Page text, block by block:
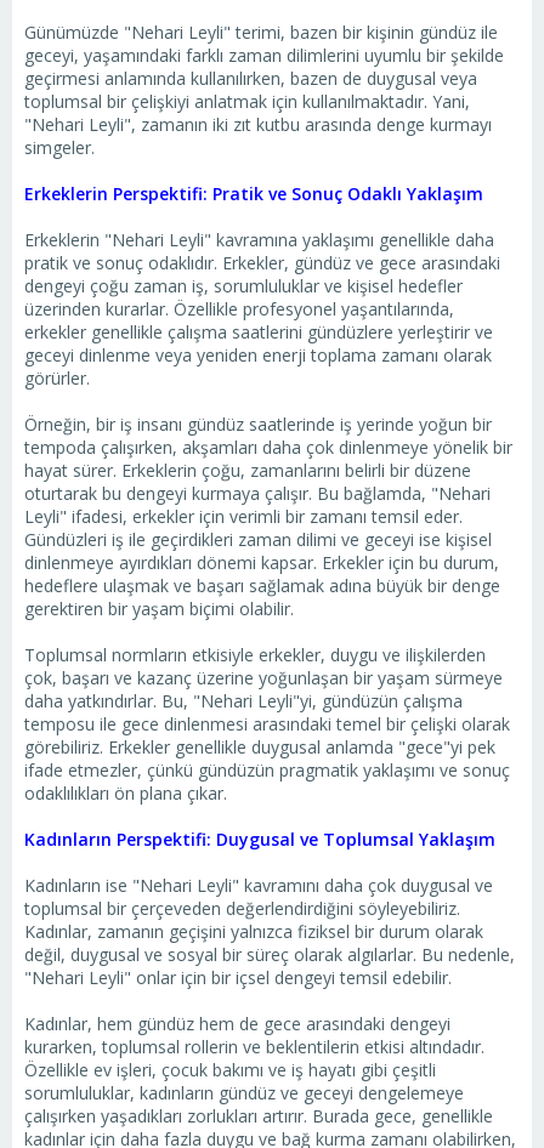
Günümüzde "Nehari Leyli" terimi, bazen bir kişinin gündüz ile
geceyi, yaşamındaki farklı zaman dilimlerini uyumlu bir şekilde
geçirmesi anlamında kullanılırken, bazen de duygusal veya
toplumsal bir çelişkiyi anlatmak için kullanılmaktadır. Yani,
"Nehari Leyli", zamanın iki zıt kutbu arasında denge kurmayı
simgeler.
Erkeklerin Perspektifi: Pratik ve Sonuç Odaklı Yaklaşım
Erkeklerin "Nehari Leyli" kavramına yaklaşımı genellikle daha
pratik ve sonuç odaklıdır. Erkekler, gündüz ve gece arasındaki
dengeyi çoğu zaman iş, sorumluluklar ve kişisel hedefler
üzerinden kurarlar. Özellikle profesyonel yaşantılarında,
erkekler genellikle çalışma saatlerini gündüzlere yerleştirir ve
geceyi dinlenme veya yeniden enerji toplama zamanı olarak
görürler.
Örneğin, bir iş insanı gündüz saatlerinde iş yerinde yoğun bir
tempoda çalışırken, akşamları daha çok dinlenmeye yönelik bir
hayat sürer. Erkeklerin çoğu, zamanlarını belirli bir düzene
oturtarak bu dengeyi kurmaya çalışır. Bu bağlamda, "Nehari
Leyli" ifadesi, erkekler için verimli bir zamanı temsil eder.
Gündüzleri iş ile geçirdikleri zaman dilimi ve geceyi ise kişisel
dinlenmeye ayırdıkları dönemi kapsar. Erkekler için bu durum,
hedeflere ulaşmak ve başarı sağlamak adına büyük bir denge
gerektiren bir yaşam biçimi olabilir.
Toplumsal normların etkisiyle erkekler, duygu ve ilişkilerden
çok, başarı ve kazanç üzerine yoğunlaşan bir yaşam sürmeye
daha yatkındırlar. Bu, "Nehari Leyli"yi, gündüzün çalışma
temposu ile gece dinlenmesi arasındaki temel bir çelişki olarak
görebiliriz. Erkekler genellikle duygusal anlamda "gece"yi pek
ifade etmezler, çünkü gündüzün pragmatik yaklaşımı ve sonuç
odaklılıkları ön plana çıkar.
Kadınların Perspektifi: Duygusal ve Toplumsal Yaklaşım
Kadınların ise "Nehari Leyli" kavramını daha çok duygusal ve
toplumsal bir çerçeveden değerlendirdiğini söyleyebiliriz.
Kadınlar, zamanın geçişini yalnızca fiziksel bir durum olarak
değil, duygusal ve sosyal bir süreç olarak algılarlar. Bu nedenle,
"Nehari Leyli" onlar için bir içsel dengeyi temsil edebilir.
Kadınlar, hem gündüz hem de gece arasındaki dengeyi
kurarken, toplumsal rollerin ve beklentilerin etkisi altındadır.
Özellikle ev işleri, çocuk bakımı ve iş hayatı gibi çeşitli
sorumluluklar, kadınların gündüz ve geceyi dengelemeye
çalışırken yaşadıkları zorlukları artırır. Burada gece, genellikle
kadınlar için daha fazla duygu ve bağ kurma zamanı olabilirken,